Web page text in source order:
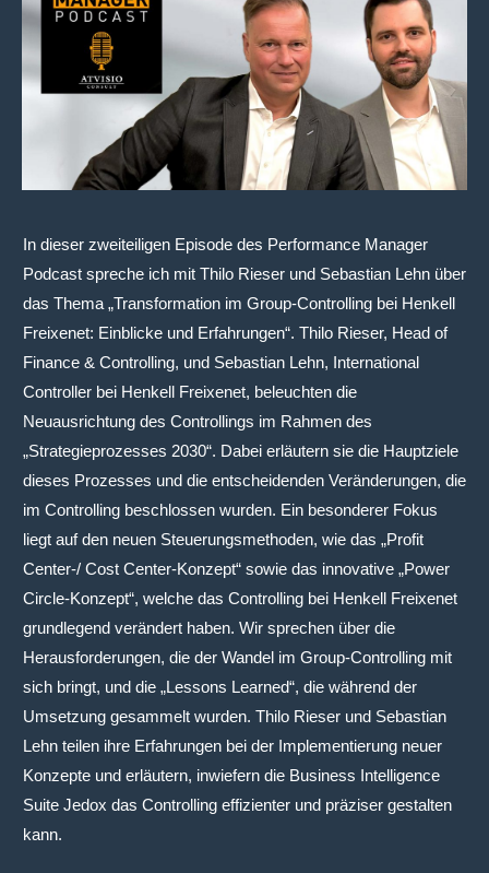
In dieser zweiteiligen Episode des Performance Manager
Podcast spreche ich mit Thilo Rieser und Sebastian Lehn über
das Thema „Transformation im Group-Controlling bei Henkell
Freixenet: Einblicke und Erfahrungen“. Thilo Rieser, Head of
Finance & Controlling, und Sebastian Lehn, International
Controller bei Henkell Freixenet, beleuchten die
Neuausrichtung des Controllings im Rahmen des
„Strategieprozesses 2030“. Dabei erläutern sie die Hauptziele
dieses Prozesses und die entscheidenden Veränderungen, die
im Controlling beschlossen wurden. Ein besonderer Fokus
liegt auf den neuen Steuerungsmethoden, wie das „Profit
Center-/ Cost Center-Konzept“ sowie das innovative „Power
Circle-Konzept“, welche das Controlling bei Henkell Freixenet
grundlegend verändert haben. Wir sprechen über die
Herausforderungen, die der Wandel im Group-Controlling mit
sich bringt, und die „Lessons Learned“, die während der
Umsetzung gesammelt wurden. Thilo Rieser und Sebastian
Lehn teilen ihre Erfahrungen bei der Implementierung neuer
Konzepte und erläutern, inwiefern die Business Intelligence
Suite Jedox das Controlling effizienter und präziser gestalten
kann.